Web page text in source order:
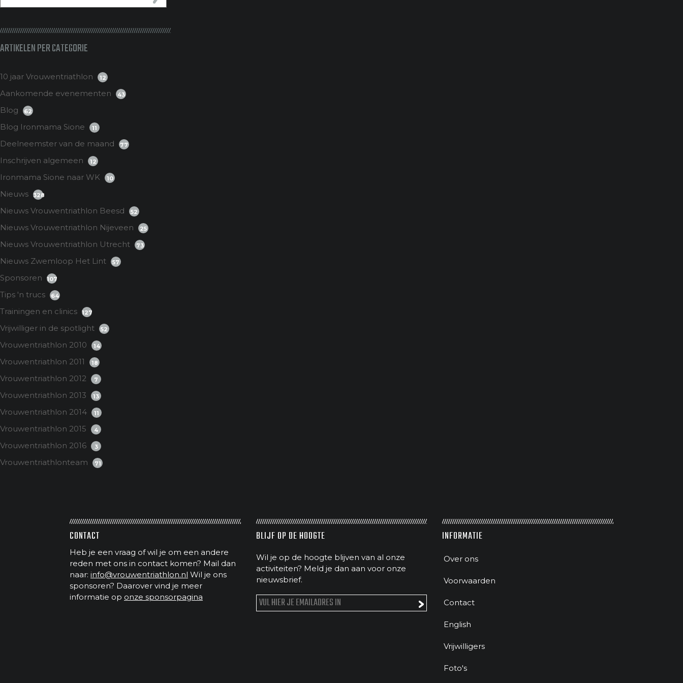
ARTIKELEN PER CATEGORIE
10 jaar Vrouwentriathlon 12
Aankomende evenementen 43
Blog 62
Blog Ironmama Sione 11
Deelneemster van de maand 77
Inschrijven algemeen 12
Ironmama Sione naar WK 10
Nieuws 328
Nieuws Vrouwentriathlon Beesd 52
Nieuws Vrouwentriathlon Nijeveen 25
Nieuws Vrouwentriathlon Utrecht 73
Nieuws Zwemloop Het Lint 57
Sponsoren 107
Tips 'n trucs 64
Trainingen en clinics 127
Vrijwilliger in de spotlight 52
Vrouwentriathlon 2010 14
Vrouwentriathlon 2011 18
Vrouwentriathlon 2012 7
Vrouwentriathlon 2013 13
Vrouwentriathlon 2014 11
Vrouwentriathlon 2015 4
Vrouwentriathlon 2016 3
Vrouwentriathlonteam 71
CONTACT
Heb je een vraag of wil je om een andere
reden met ons in contact komen? Mail dan
naar: info@vrouwentriathlon.nl Wil je ons
sponsoren? Daarover vind je meer
informatie op onze sponsorpagina
BLIJF OP DE HOOGTE
Wil je op de hoogte blijven van al onze
activiteiten? Meld je dan aan voor onze
nieuwsbrief.
INFORMATIE
Over ons
Voorwaarden
Contact
English
Vrijwilligers
Foto's